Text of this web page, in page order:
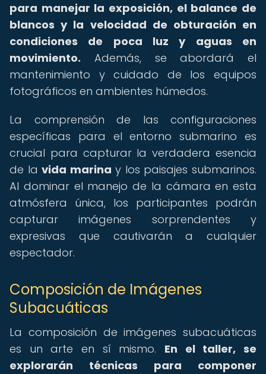
para manejar la exposición, el balance de
blancos y la velocidad de obturación en
condiciones de poca luz y aguas en
movimiento. Además, se abordará el
mantenimiento y cuidado de los equipos
fotográficos en ambientes húmedos.
La comprensión de las configuraciones
específicas para el entorno submarino es
crucial para capturar la verdadera esencia
de lavida marina y los paisajes submarinos.
Al dominar el manejo de la cámara en esta
atmósfera única, los participantes podrán
capturar imágenes sorprendentes y
expresivas que cautivarán a cualquier
espectador.
Composición de Imágenes
Subacuáticas
La composición de imágenes subacuáticas
es un arte en sí mismo. En el taller, se
explorarán técnicas para componer